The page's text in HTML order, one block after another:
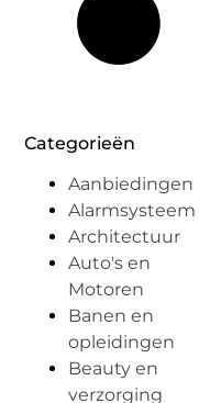
Categorieën
Aanbiedingen
Alarmsysteem
Architectuur
Auto's en
Motoren
Banen en
opleidingen
Beauty en
verzorging